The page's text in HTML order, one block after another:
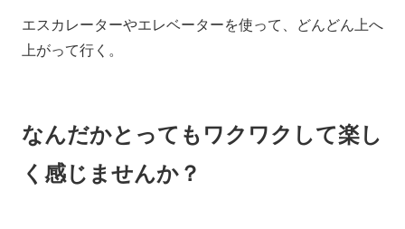
エスカレーターやエレベーターを使って、どんどん上へ
上がって行く。
なんだかとってもワクワクして楽し
く感じませんか？